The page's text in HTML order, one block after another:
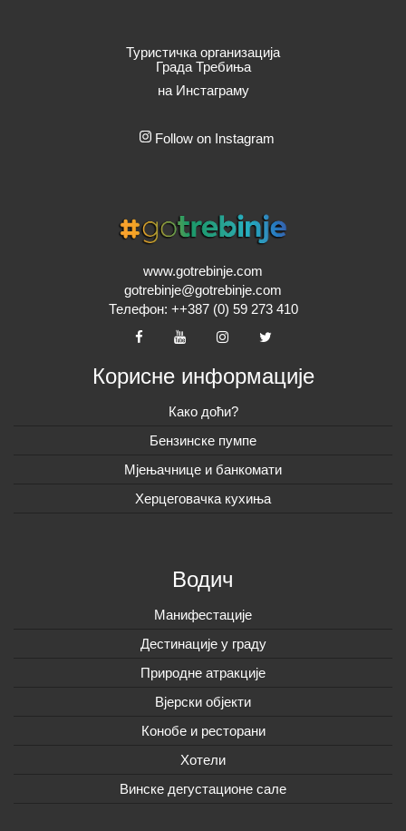
Туристичка организација
Града Требиња
на Инстаграму
Follow on Instagram
www.gotrebinje.com
gotrebinje@gotrebinje.com
Телефон: ++387 (0) 59 273 410
Корисне информације
Како доћи?
Бензинске пумпе
Мјењачнице и банкомати
Херцеговачка кухиња
Водич
Манифестације
Дестинације у граду
Природне атракције
Вјерски објекти
Конобе и ресторани
Хотели
Винске дегустационе сале